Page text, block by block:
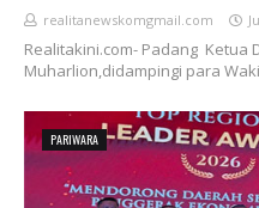
realitanewskomgmail.com
Realitakini.com- Padang Ketua
Muharlion,didampingi para
PARIWARA